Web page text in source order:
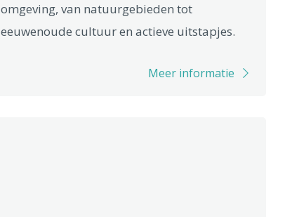
omgeving, van natuurgebieden tot
eeuwenoude cultuur en actieve uitstapjes.
Meer informatie